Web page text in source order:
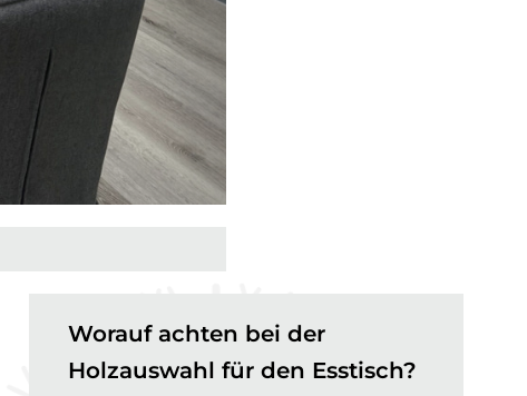
Worauf achten bei der
Holzauswahl für den Esstisch?